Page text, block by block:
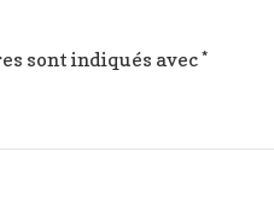
sont indiqués avec*